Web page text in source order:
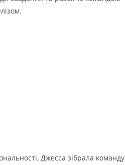
Джесса зібрала команду